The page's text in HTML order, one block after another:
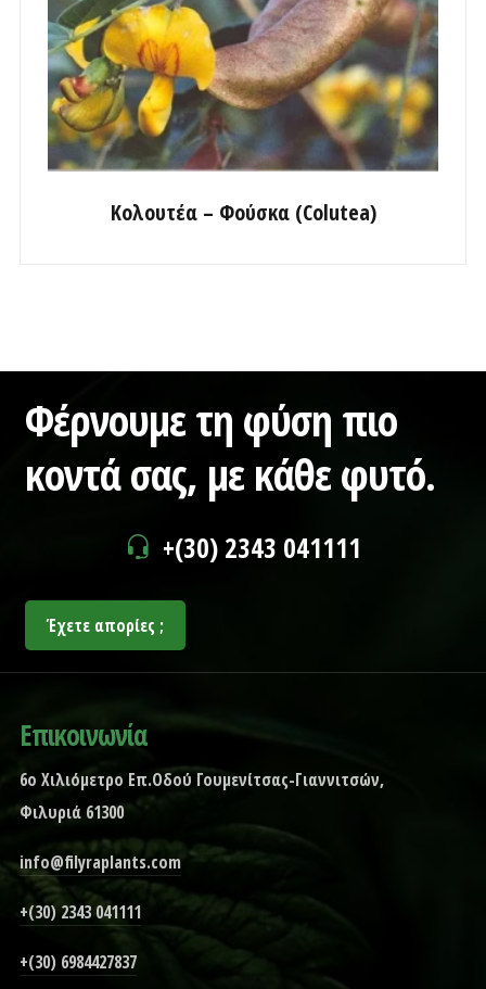
Κολουτέα – Φούσκα (Colutea)
Φέρνουμε τη φύση πιο
κοντά σας, με κάθε φυτό.
+(30) 2343 041111
Έχετε απορίες ;
Επικοινωνία
6ο Χιλιόμετρο Επ.Οδού Γουμενίτσας-Γιαννιτσών,
Φιλυριά 61300
info@filyraplants.com
+(30) 2343 041111
+(30) 6984427837